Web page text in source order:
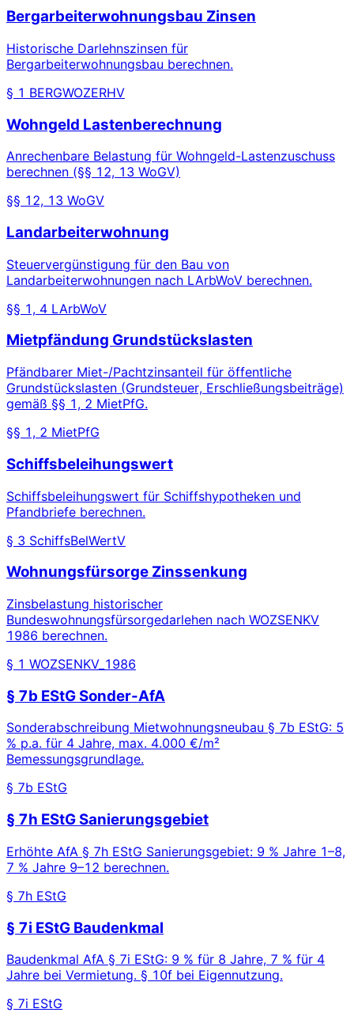
Bergarbeiterwohnungsbau Zinsen
Historische Darlehnszinsen für
Bergarbeiterwohnungsbau berechnen.
§ 1 BERGWOZERHV
Wohngeld Lastenberechnung
Anrechenbare Belastung für Wohngeld-Lastenzuschuss
berechnen (§§ 12, 13 WoGV)
§§ 12, 13 WoGV
Landarbeiterwohnung
Steuervergünstigung für den Bau von
Landarbeiterwohnungen nach LArbWoV berechnen.
§§ 1, 4 LArbWoV
Mietpfändung Grundstückslasten
Pfändbarer Miet-/Pachtzinsanteil für öffentliche
Grundstückslasten (Grundsteuer, Erschließungsbeiträge)
gemäß §§ 1, 2 MietPfG.
§§ 1, 2 MietPfG
Schiffsbeleihungswert
Schiffsbeleihungswert für Schiffshypotheken und
Pfandbriefe berechnen.
§ 3 SchiffsBelWertV
Wohnungsfürsorge Zinssenkung
Zinsbelastung historischer
Bundeswohnungsfürsorgedarlehen nach WOZSENKV
1986 berechnen.
§ 1 WOZSENKV_1986
§ 7b EStG Sonder-AfA
Sonderabschreibung Mietwohnungsneubau § 7b EStG: 5
% p.a. für 4 Jahre, max. 4.000 €/m²
Bemessungsgrundlage.
§ 7b EStG
§ 7h EStG Sanierungsgebiet
Erhöhte AfA § 7h EStG Sanierungsgebiet: 9 % Jahre 1–8,
7 % Jahre 9–12 berechnen.
§ 7h EStG
§ 7i EStG Baudenkmal
Baudenkmal AfA § 7i EStG: 9 % für 8 Jahre, 7 % für 4
Jahre bei Vermietung. § 10f bei Eigennutzung.
§ 7i EStG